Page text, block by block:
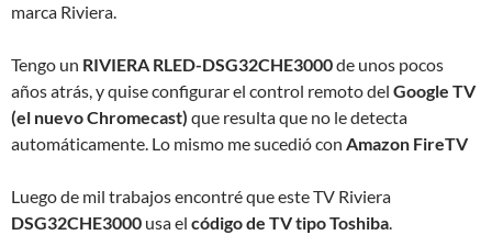
marca Riviera.
Tengo un RIVIERA RLED-DSG32CHE3000de unos pocos
años atrás, y quise configurar el control remoto del Google TV
(el nuevo Chromecast) que resulta que no le detecta
automáticamente. Lo mismo me sucedió con Amazon FireTV
Luego de mil trabajos encontré que este TV Riviera
DSG32CHE3000 usa el código de TV tipo Toshiba.